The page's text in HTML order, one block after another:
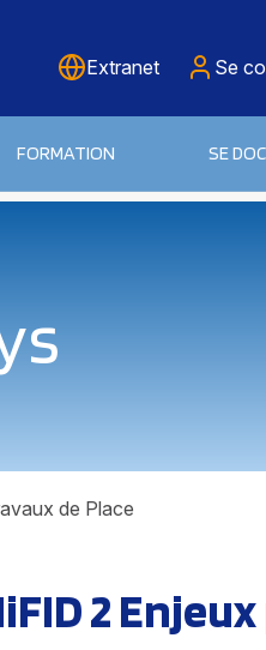
Extranet Se
FORMATION SE
de Place
2